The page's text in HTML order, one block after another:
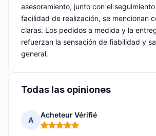
asesoramiento, junto con el
facilidad de realización, se mencionan
claras. Los pedidos a medida y la
refuerzan la sensación de fiabilidad y
general.
Todas las opiniones
A
Acheteur Vérifié
Nota: 5 de 5